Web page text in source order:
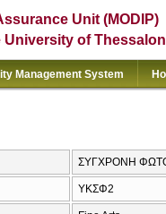
Unit (MODIP)
University of
Management System
ΣΥΓΧΡΟΝΗ
ΥΚΣΦ2